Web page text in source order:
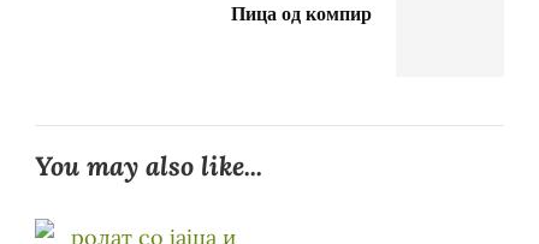
Пица од компир
You may also like...